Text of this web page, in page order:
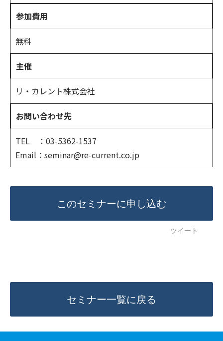
参加費用
無料
主催
リ・カレント株式会社
お問い合わせ先
TEL ：03-5362-1537
Email：seminar@re-current.co.jp
このセミナーに申し込む
ツイート
セミナー一覧に戻る